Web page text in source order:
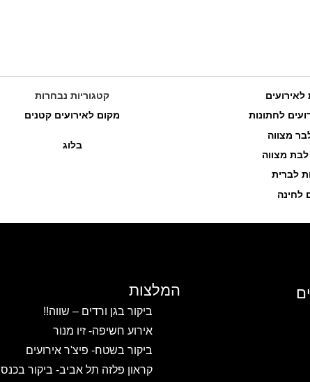
לאירועים
לחתונות
מצווה
מצווה
לברית
לחינה
קטגוריות נבחרות
מקום לאירועים קטנים
בלוג
המלצות
ביקור בגן ורדים – שווה!!
אירוע חשיפה- זיו מנור
ביקור בשטח- פיצ'ר אירועים
קראון פלזה תל אביב- ביקור בכנס